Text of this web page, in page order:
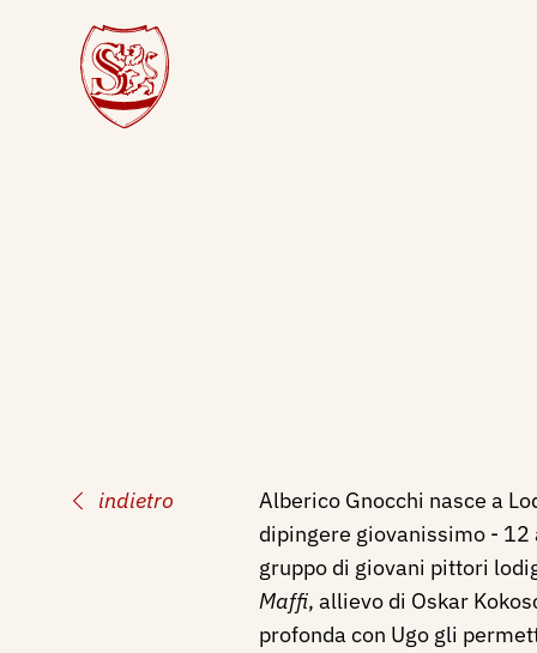
indietro
Alberico Gnocchi nasce a
dipingere giovanissimo - 12
gruppo di giovani pittori
Maffi, allievo di Oskar
profonda con Ugo gli